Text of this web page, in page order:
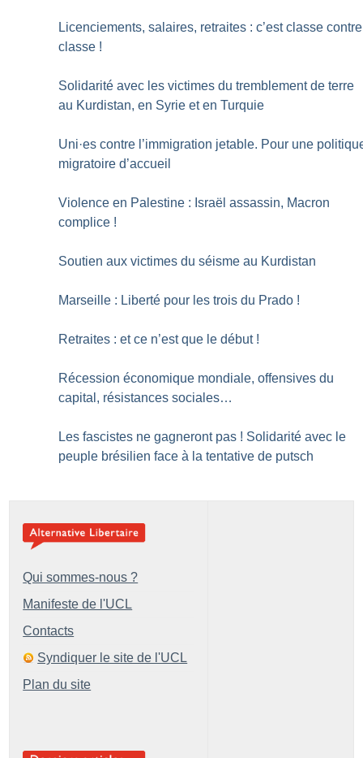
Licenciements, salaires, retraites : c’est classe contre
classe !
Solidarité avec les victimes du tremblement de terre
au Kurdistan, en Syrie et en Turquie
Uni·es contre l’immigration jetable. Pour une
migratoire d’accueil
Violence en Palestine : Israël assassin, Macron
complice !
Soutien aux victimes du séisme au Kurdistan
Marseille : Liberté pour les trois du Prado !
Retraites : et ce n’est que le début !
Récession économique mondiale, offensives du
capital, résistances sociales…
Les fascistes ne gagneront pas ! Solidarité avec le
peuple brésilien face à la tentative de putsch
Qui sommes-nous ?
Manifeste de l'UCL
Contacts
Syndiquer le site de l'UCL
Plan du site